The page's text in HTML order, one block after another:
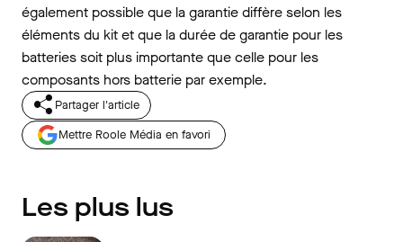
également possible que la garantie diffère selon les
éléments du kit et que la durée de garantie pour les
batteries soit plus importante que celle pour les
composants hors batterie par exemple.
Partager l'article
Mettre Roole Média en favori
Les plus lus